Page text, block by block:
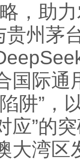
，助
州茅
国际通
阱”，
应”的
大湾区